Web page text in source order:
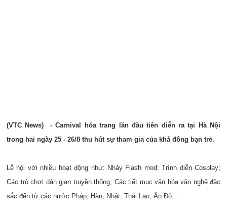
(VTC News) - Carnival hóa trang lần đầu tiên diễn ra tại Hà Nội
trong hai ngày 25 - 26/8 thu hút sự tham gia của khá đông bạn trẻ.
Lễ hội với nhiều hoạt động như: Nhảy Flash mod; Trình diễn Cosplay;
Các trò chơi dân gian truyền thống; Các tiết mục văn hóa văn nghệ đặc
sắc đến từ các nước Pháp, Hàn, Nhật, Thái Lan, Ấn Độ...